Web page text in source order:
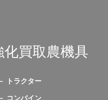
化買取農機具
トラクター
コンバイン